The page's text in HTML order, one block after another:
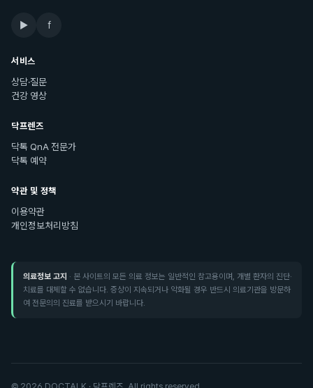
▶ f
서비스
상담·질문
건강 영상
닥프렌즈
닥톡 QnA 전문가
닥톡 예약
약관 및 정책
이용약관
개인정보처리방침
의료정보 고지 · 본 사이트의 모든 의료 정보는 일반적인 참고용이며, 개별 환자의 진단·
치료를 대체할 수 없습니다. 증상이 지속되거나 악화될 경우 반드시 의료기관을 방문하
여 전문의의 진료를 받으시기 바랍니다.